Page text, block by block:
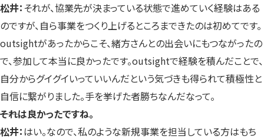
松井： それが、協業先が決まっている状態で進めていく経験はある
のですが、自ら事業をつくり上げるところまできたのは初めてです。
outsightがあったからこそ、緒方さんとの出会いにもつながったの
で、参加して本当に良かったです。outsightで経験を積んだことで、
自分からグイグイいっていいんだという気づきも得られて積極性と
自信に繋がりました。手を挙げた者勝ちなんだなって。
――それは良かったですね。
松井：はい。なので、私のような新規事業を担当している方はもち